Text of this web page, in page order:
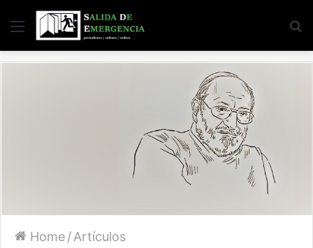
Menu
Home/Artículos